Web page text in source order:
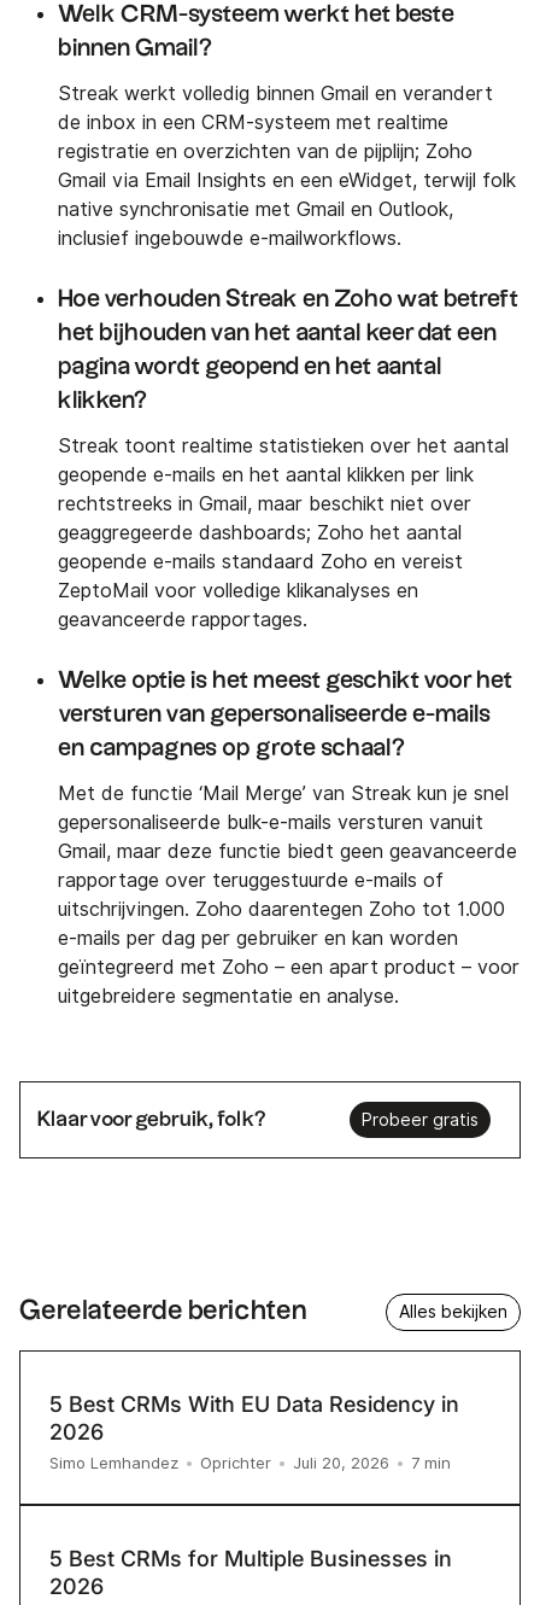
Welk CRM-systeem werkt het beste
binnen Gmail?
Streak werkt volledig binnen Gmail en verandert
de inbox in een CRM-systeem met realtime
registratie en overzichten van de pijplijn; Zoho
Gmail via Email Insights en een eWidget, terwijl folk
native synchronisatie met Gmail en Outlook,
inclusief ingebouwde e-mailworkflows.
Hoe verhouden Streak en Zoho wat betreft
het bijhouden van het aantal keer dat een
pagina wordt geopend en het aantal
klikken?
Streak toont realtime statistieken over het aantal
geopende e-mails en het aantal klikken per link
rechtstreeks in Gmail, maar beschikt niet over
geaggregeerde dashboards; Zoho het aantal
geopende e-mails standaard Zoho en vereist
ZeptoMail voor volledige klikanalyses en
geavanceerde rapportages.
Welke optie is het meest geschikt voor het
versturen van gepersonaliseerde e-mails
en campagnes op grote schaal?
Met de functie ‘Mail Merge’ van Streak kun je snel
gepersonaliseerde bulk-e-mails versturen vanuit
Gmail, maar deze functie biedt geen geavanceerde
rapportage over teruggestuurde e-mails of
uitschrijvingen. Zoho daarentegen Zoho tot 1.000
e-mails per dag per gebruiker en kan worden
geïntegreerd met Zoho – een apart product – voor
uitgebreidere segmentatie en analyse.
Klaar voor gebruik, folk? Probeer gratis
Gerelateerde berichten Alles bekijken
5 Best CRMs With EU Data Residency in
2026
Simo Lemhandez • Oprichter • Juli 20, 2026 • 7 min
5 Best CRMs for Multiple Businesses in
2026